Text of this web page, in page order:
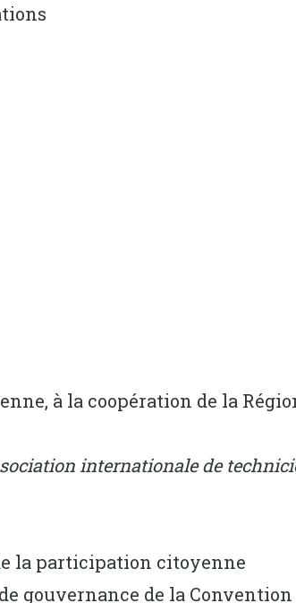
à la coopération de la
internationale de
la participation citoyenne
gouvernance de la Convention